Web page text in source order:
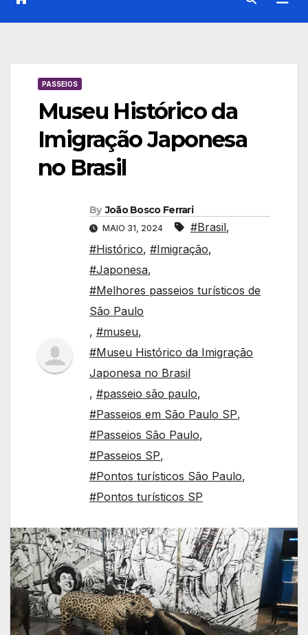
PASSEIOS
Museu Histórico da
Imigração Japonesa
no Brasil
By João Bosco Ferrari
MAIO 31, 2024 #Brasil,
#Histórico, #Imigração,
#Japonesa,
#Melhores passeios turísticos de
São Paulo
, #museu,
#Museu Histórico da Imigração
Japonesa no Brasil
, #passeio são paulo,
#Passeios em São Paulo SP,
#Passeios São Paulo,
#Passeios SP,
#Pontos turísticos São Paulo,
#Pontos turísticos SP